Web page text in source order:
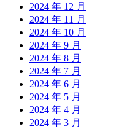
2024 年 12 月
2024 年 11 月
2024 年 10 月
2024 年 9 月
2024 年 8 月
2024 年 7 月
2024 年 6 月
2024 年 5 月
2024 年 4 月
2024 年 3 月